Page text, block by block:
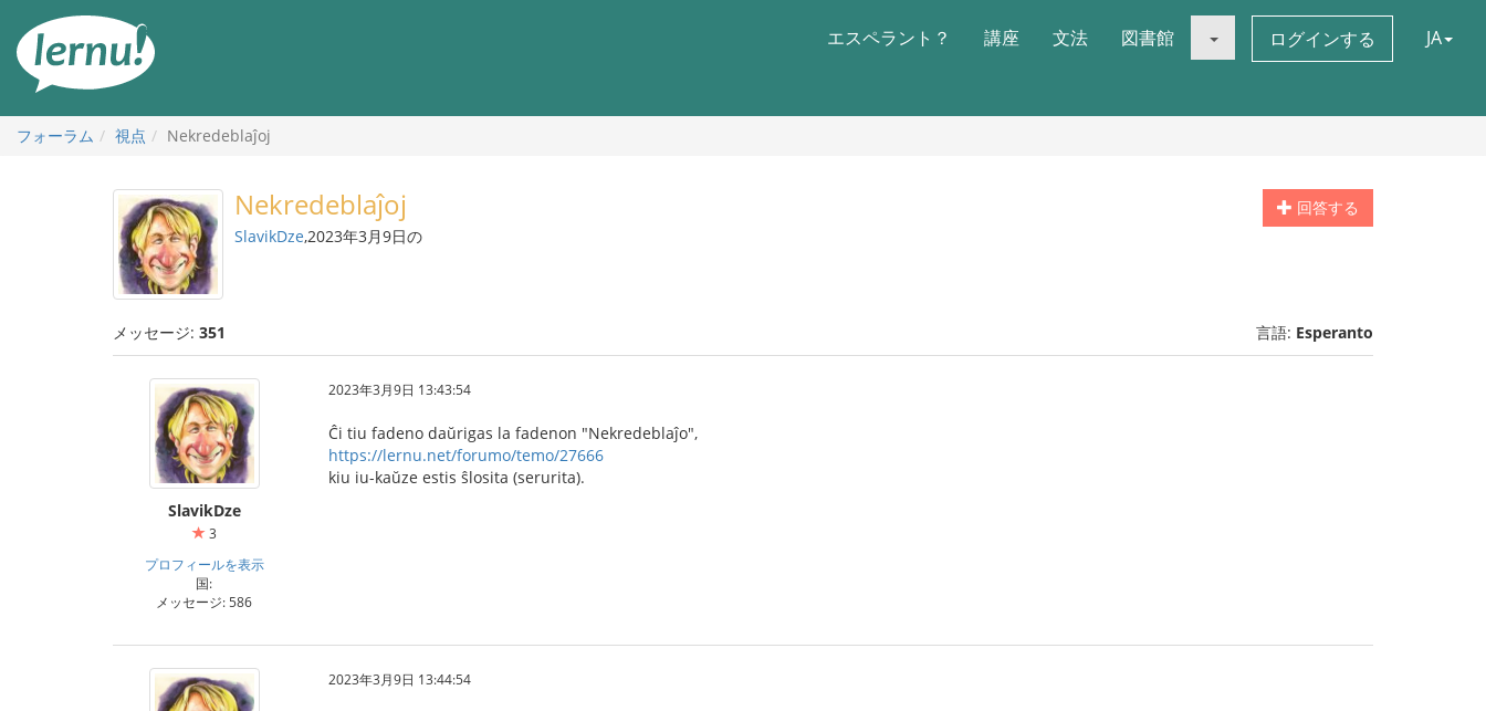
エスペラント？ 講座 文法 図書館 ログインする JA
フォーラム 視点 Nekredeblaĵoj
回答する
Nekredeblaĵoj
SlavikDze,2023年3月9日の
メッセージ: 351 言語: Esperanto
SlavikDze
3
プロフィールを表示
国:
メッセージ: 586
2023年3月9日 13:43:54
Ĉi tiu fadeno daŭrigas la fadenon "Nekredeblaĵo",
https://lernu.net/forumo/temo/27666
kiu iu-kaŭze estis ŝlosita (serurita).
2023年3月9日 13:44:54